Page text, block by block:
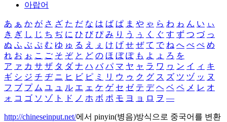
아랍어
あ ぁ か が さ ざ た だ な は ば ぱ ま や ゃ ら わ ゎ ん い ぃ
き ぎ し じ ち ぢ に ひ び ぴ み り う ぅ く ぐ す ず つ づ っ
ぬ ふ ぶ ぷ む ゆ ゅ る え ぇ け げ せ ぜ て で ね へ べ ぺ め
れ お ぉ こ ご そ ぞ と ど の ほ ぼ ぽ も よ ょ ろ を
ア ァ カ サ ザ タ ダ ナ ハ バ パ マ ヤ ャ ラ ワ ヮ ン イ ィ キ
ギ シ ジ チ ヂ ニ ヒ ビ ピ ミ リ ウ ゥ ク グ ス ズ ツ ヅ ッ ヌ
フ ブ プ ム ユ ュ ル エ ェ ケ ゲ セ ゼ テ デ ヘ ベ ペ メ レ オ
ォ コ ゴ ソ ゾ ト ド ノ ホ ボ ポ モ ヨ ョ ロ ヲ ―
http://chineseinput.net/에서 pinyin(병음)방식으로 중국어를 변환